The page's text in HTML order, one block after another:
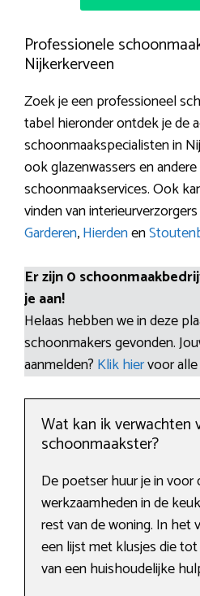
Professionele
Nijkerkerveen
Zoek je een professioneel
tabel hieronder ontdek je de
schoonmaakspecialisten in
ook glazenwassers en
schoonmaakservices. Ook
vinden van
Garderen,Hierdenen
Er zijn 0
je aan!
Helaas hebben we in deze
schoonmakers gevonden.
aanmelden? Klik hiervoor
Wat kan ik verwachten
schoonmaakster?
De poetser huur je in voor
werkzaamheden in de
rest van de woning. In het
een lijst met klusjes die
van een huishoudelijke